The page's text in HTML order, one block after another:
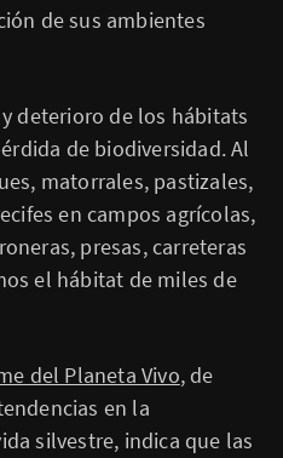
de sus ambientes
deterioro de los hábitats
de biodiversidad. Al
matorrales, pastizales,
en campos agrícolas,
presas, carreteras
el hábitat de miles de
del Planeta Vivo, de
en la
silvestre, indica que las